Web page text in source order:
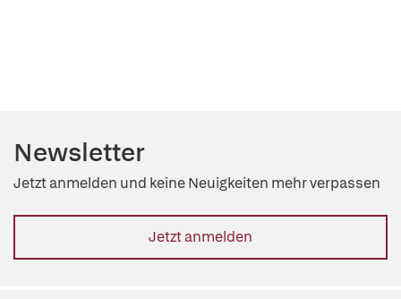
Newsletter
Jetzt anmelden und keine Neuigkeiten mehr verpassen
Jetzt anmelden